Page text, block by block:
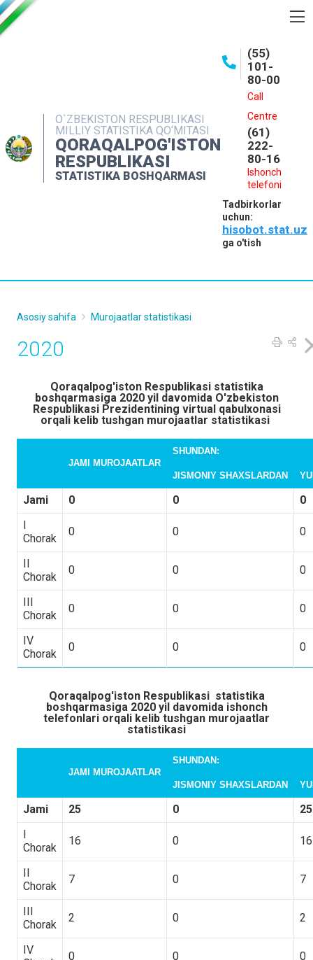
O`ZBEKISTON RESPUBLIKASI
MILLIY STATISTIKA QO‘MITASI
QORAQALPOG'ISTON
RESPUBLIKASI
STATISTIKA BOSHQARMASI
(55)
101-
80-00
Call
Centre
(61)
222-
80-16
Ishonch
telefoni
Tadbirkorlar
uchun:
hisobot.stat.uz
ga o'tish
INTERAKTIV XIZMATLAR
MATBUOT XIZMATI
MUROJAATLAR
Asosiy sahifa Murojaatlar statistikasi
2020
Qoraqalpog'iston Respublikasi statistika
boshqarmasiga 2020 yil davomida O'zbekiston
Respublikasi Prezidentining virtual qabulxonasi
orqali kelib tushgan murojaatlar statistikasi
JAMI MUROJAATLAR
SHUNDAN:
JISMONIY SHAXSLARDAN
Jami 0 0
0
I
Chorak
0 0 0
II
Chorak
0 0 0
III
Chorak
0 0 0
IV
Chorak
0 0 0
Qoraqalpog'iston Respublikasi statistika
boshqarmasiga 2020 yil davomida ishonch
telefonlari orqali kelib tushgan murojaatlar
statistikasi
JAMI MUROJAATLAR
SHUNDAN:
JISMONIY SHAXSLARDAN
Jami 25 0
25
I
Chorak
16 0 16
II
Chorak
7 0 7
III
Chorak
2 0 2
IV
0 0 0